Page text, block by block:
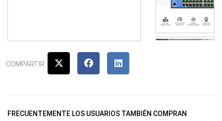
COMPARTIR:
FRECUENTEMENTE LOS USUARIOS TAMBIÉN COMPRAN